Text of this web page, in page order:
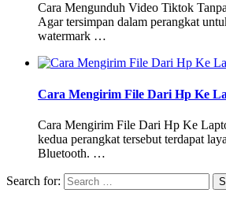
Cara Mengunduh Video Tiktok
Agar tersimpan dalam perangkat
watermark …
Cara Mengirim File Dari Hp Ke
Cara Mengirim File Dari Hp Ke
kedua perangkat tersebut terdapat
Bluetooth. …
Search for: